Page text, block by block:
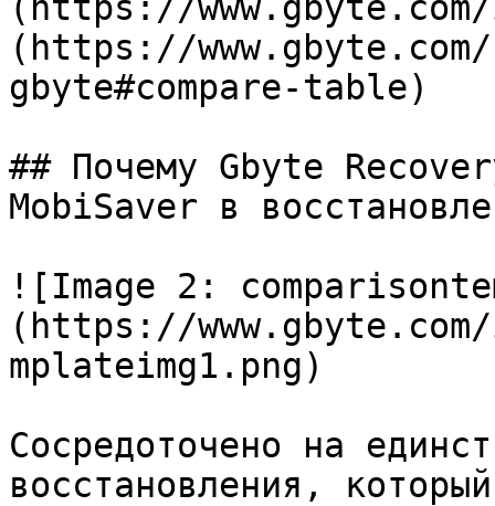
(https://
gbyte#compare-table)
## Почему Gbyte
MobiSaver в
![Image 2:
(https://www.gbyte.com/
mplateimg1.png)
Сосредоточено на
восстановления,